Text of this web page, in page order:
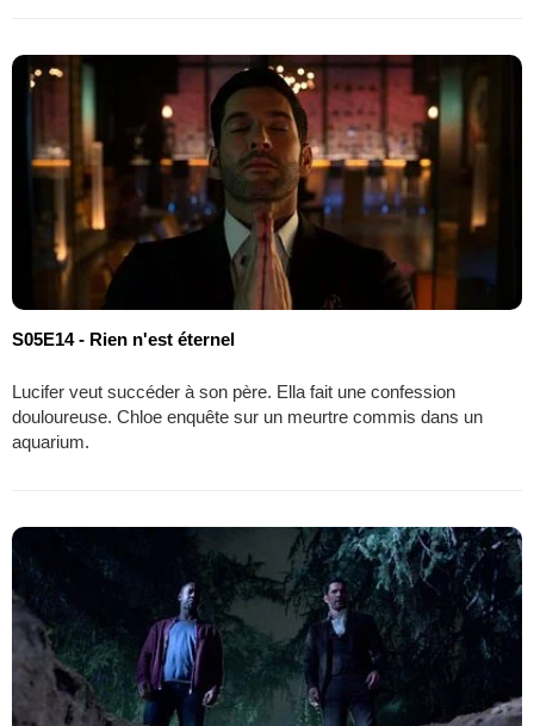
S05E14 - Rien n'est éternel
Lucifer veut succéder à son père. Ella fait une confession
douloureuse. Chloe enquête sur un meurtre commis dans un
aquarium.